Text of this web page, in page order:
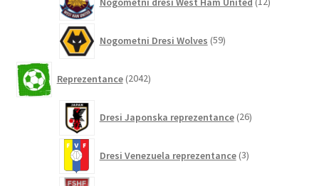
izdelkov
Nogometni Dresi Wolves 59izdelkov
Reprezentance 2042izdelkov
Dresi Japonska reprezentance 26izdelkov
Dresi Venezuela reprezentance 3izdelki